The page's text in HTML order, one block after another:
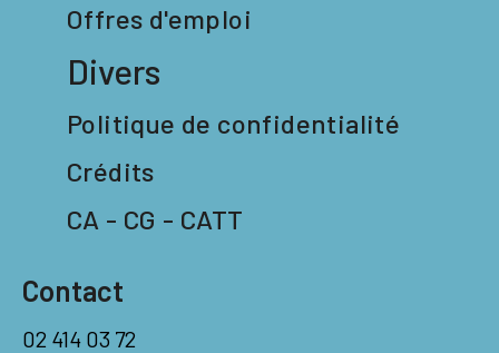
Offres d'emploi
Divers
Politique de confidentialité
Crédits
CA - CG - CATT
Contact
02 414 03 72